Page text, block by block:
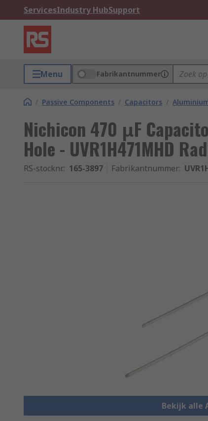
ServicesIndustry HubSupport
Menu Fabrikantnummer
/ Passive Components / Capacitors /
Nichicon 470 μF
Hole - UVR1H471MHD
RS-stocknr.: 165-3897 Fabrikantnummer:
Bekijk alle